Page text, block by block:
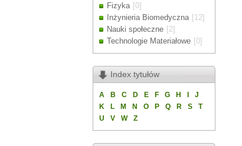
Fizyka [0]
Inżynieria Biomedyczna [12]
Nauki społeczne [2]
Technologie Materiałowe [0]
Index tytułów
A B C D E F G H
J
K
L M N O P Q R S
T
U
V W Z